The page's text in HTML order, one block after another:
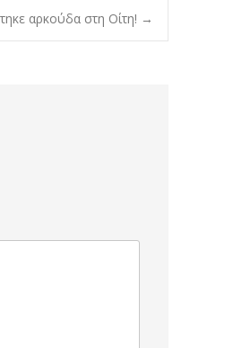
αρκούδα στη Οίτη! →